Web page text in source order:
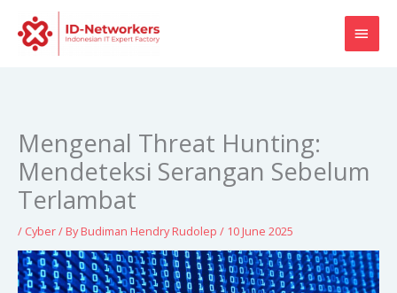
content
Mengenal Threat Hunting:
Mendeteksi Serangan Sebelum
Terlambat
/ Cyber/ ByBudiman Hendry Rudolep / 10 June 2025